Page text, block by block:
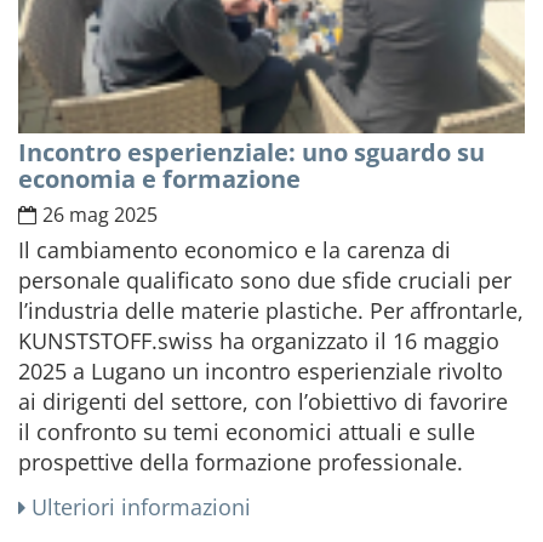
Incontro esperienziale: uno sguardo su
economia e formazione
26 mag 2025
Il cambiamento economico e la carenza di
personale qualificato sono due sfide cruciali per
l’industria delle materie plastiche. Per affrontarle,
KUNSTSTOFF.swiss ha organizzato il 16 maggio
2025 a Lugano un incontro esperienziale rivolto
ai dirigenti del settore, con l’obiettivo di favorire
il confronto su temi economici attuali e sulle
prospettive della formazione professionale.
Ulteriori informazioni